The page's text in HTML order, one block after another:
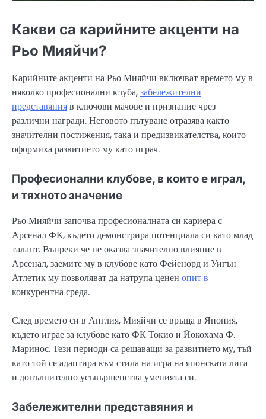
Какви са карийните акценти на
Рьо Мияйчи?
Карийните акценти на Рьо Мияйчи включват времето му в
няколко професионални клуба,забележителни
представянияв ключови мачове и признание чрез
различни награди. Неговото пътуване отразява както
значителни постижения, така и предизвикателства, които
оформиха развитието му като играч.
Професионални клубове, в които е играл,
и тяхното значение
Рьо Мияйчи започва професионалната си кариера с
Арсенал ФК, където демонстрира потенциала си като млад
талант. Въпреки че не оказва значително влияние в
Арсенал, заемите му в клубове като Фейенорд и Уигън
Атлетик му позволяват да натрупа ценен опит в
конкурентна среда.
След времето си в Англия, Мияйчи се връща в Япония,
където играе за клубове като ФК Токио и Йокохама Ф.
Маринос. Тези периоди са решаващи за развитието му, тъй
като той се адаптира към стила на игра на японската лига
и допълнително усъвършенства уменията си.
Забележителни представяния и